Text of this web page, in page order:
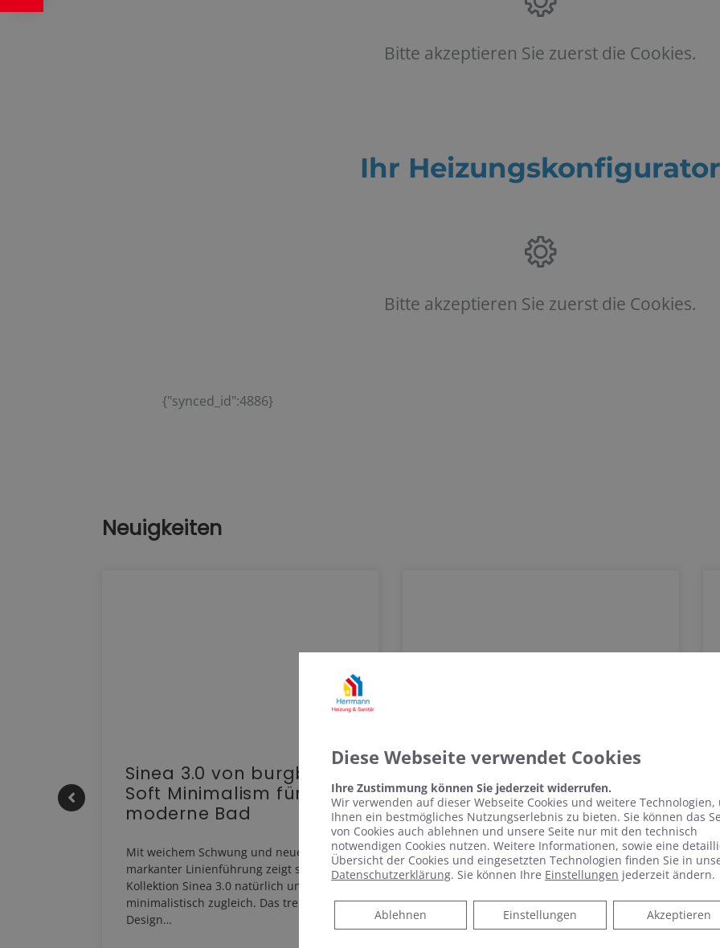
Bitte akzeptieren Sie zuerst die Cookies.
Ihr Heizungskonfigurator
Bitte akzeptieren Sie zuerst die Cookies.
{"synced_id":4886}
Neuigkeiten
Sinea 3.0 von burgbad:
Soft Minimalism für das
moderne Bad
Mit weichem Schwung und neuer,
markanter Linienführung zeigt sich die
Kollektion Sinea 3.0 natürlich und
minimalistisch zugleich. Das trendige Re-
Design…
Spiegelschrank punktet
mit reduziertem Design
und benutzerfreundlicher
Bedienung
Design und benutzerfreundlicher
Bedienung Schlicht, schön und mit vielen
Diese Webseite verwendet Cookies
Ihre Zustimmung können Sie jederzeit widerrufen.
Wir verwenden auf dieser Webseite Cookies und weitere Technologien,
Ihnen ein bestmögliches Nutzungserlebnis zu bieten. Sie können das
von Cookies auch ablehnen und unsere Seite nur mit den technisch
notwendigen Cookies nutzen. Weitere Informationen, sowie eine
Übersicht der Cookies und eingesetzten Technologien finden Sie in
Datenschutzerklärung. Sie können Ihre Einstellungen jederzeit ändern.
Akzeptieren
Einstellungen
Ablehnen
Ablehnen